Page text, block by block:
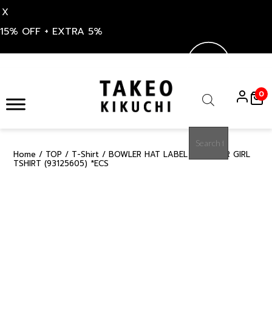
X
15% OFF + EXTRA 5%
content
search
0
Home / TOP / T-Shirt / BOWLER HAT LABEL ICE CLEAR GIRL
TSHIRT (93125605) *ECS